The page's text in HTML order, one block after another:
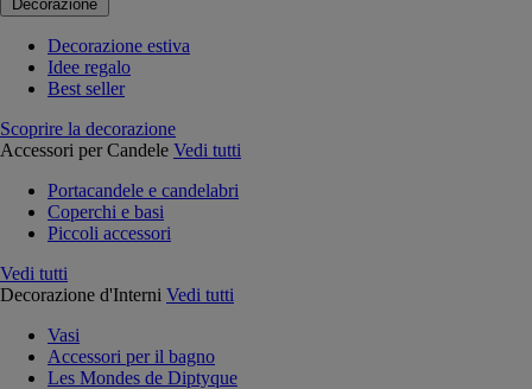
Decorazione
Decorazione estiva
Idee regalo
Best seller
Scoprire la decorazione
Accessori per Candele Vedi tutti
Portacandele e candelabri
Coperchi e basi
Piccoli accessori
Vedi tutti
Decorazione d'Interni Vedi tutti
Vasi
Accessori per il bagno
Les Mondes de Diptyque